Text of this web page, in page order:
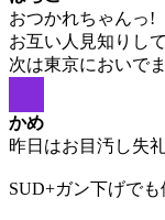
おつかれちゃんっ!
お互い人見知りし
次は東京においで
かめ
昨日はお目汚し失
SUD+ガン下げで